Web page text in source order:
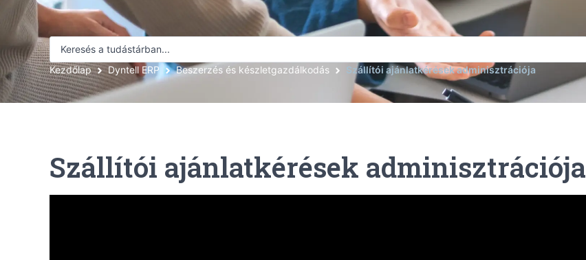
Kezdőlap Dyntell ERP Beszerzés és készletgazdálkodás Szállítói ajánlatkérések adminisztrációja
Szállítói ajánlatkérések adminisztrációja